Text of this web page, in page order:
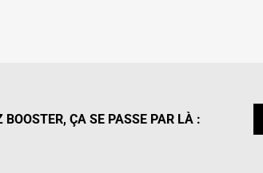
ÇA SE PASSE PAR LÀ :